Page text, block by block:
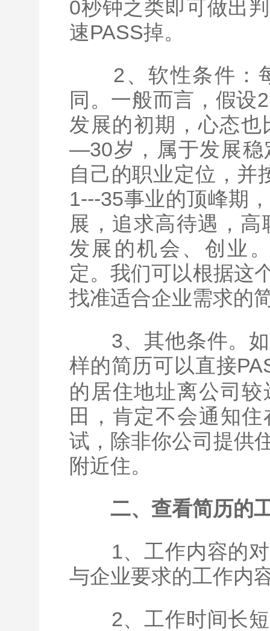
0秒钟之类即可做出
速PASS掉。
2、软性条件：每
同。一般而言，假设
发展的初期，心态
—30岁，属于发展稳
自己的职业定位，并
1---35事业的顶峰期
展，追求高待遇，
发展的机会、创业
定。我们可以根据这
找准适合企业需求的
3、其他条件。如
样的简历可以直接
的居住地址离公司
田，肯定不会通知
试，除非你公司提供
附近住。
二、查看简历的
1、工作内容的对
与企业要求的工作内
2、工作时间长短